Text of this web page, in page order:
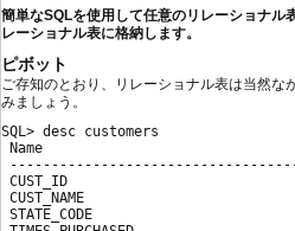
簡単なSQLを使用して任意のリレーショナル
レーショナル表に格納します。
ピボット
ご存知のとおり、リレーショナル表は当然
みましょう。
SQL> desc customers
Name
CUST_ID
CUST_NAME
STATE_CODE